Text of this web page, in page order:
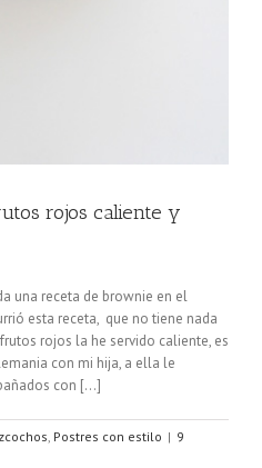
rojos caliente y
una receta de brownie en el
esta receta, que no tiene nada
rojos la he servido caliente, es
con mi hija, a ella le
con [...]
Postres con estilo | 9